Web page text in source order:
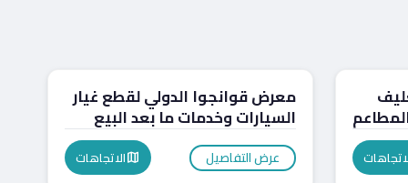
معرض قوانجوا الدولي لقطع غيار
السيارات وخدمات ما بعد البيع
عرض التفاصيل mapالاتجاهات